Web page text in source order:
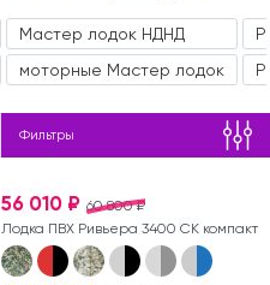
Мастер лодок НДНД
моторные Мастер лодок
Фильтры
60 800 ₽
56 010 ₽
Лодка ПВХ Ривьера 3400 СК компакт